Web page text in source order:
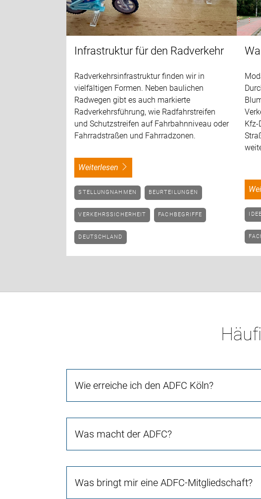
Infrastruktur für den Radverkehr
Radverkehrsinfrastruktur finden wir in
vielfältigen Formen. Neben baulichen
Radwegen gibt es auch markierte
Radverkehrsführung, wie Radfahrstreifen
und Schutzstreifen auf Fahrbahnniveau oder
Fahrradstraßen und Fahrradzonen.
weiterlesen
STELLUNGNAHMEN BEURTEILUNGEN
VERKEHRSSICHERHEIT FACHBEGRIFFE
DEUTSCHLAND
Kfz-
Wie erreiche ich den ADFC Köln?
Was macht der ADFC?
Was bringt mir eine ADFC-Mitgliedschaft?